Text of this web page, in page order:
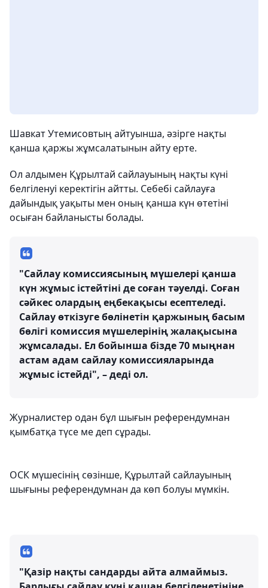
Шавкат Утемисовтың айтуынша, әзірге нақты
қанша қаржы жұмсалатынын айту ерте.
Ол алдымен Құрылтай сайлауының нақты күні
белгіленуі керектігін айтты. Себебі сайлауға
дайындық уақыты мен оның қанша күн өтетіні
осыған байланысты болады.
"Сайлау комиссиясының мүшелері қанша
күн жұмыс істейтіні де соған тәуелді. Соған
сәйкес олардың еңбекақысы есептеледі.
Сайлау өткізуге бөлінетін қаржының басым
бөлігі комиссия мүшелерінің жалақысына
жұмсалады. Ел бойынша бізде 70 мыңнан
астам адам сайлау комиссияларында
жұмыс істейді", – деді ол.
Журналистер одан бұл шығын референдумнан
қымбатқа түсе ме деп сұрады.
ОСК мүшесінің сөзінше, Құрылтай сайлауының
шығыны референдумнан да көп болуы мүмкін.
"Қазір нақты сандарды айта алмаймыз.